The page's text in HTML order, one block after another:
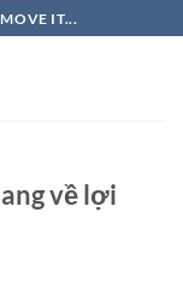
IT...
về lợi